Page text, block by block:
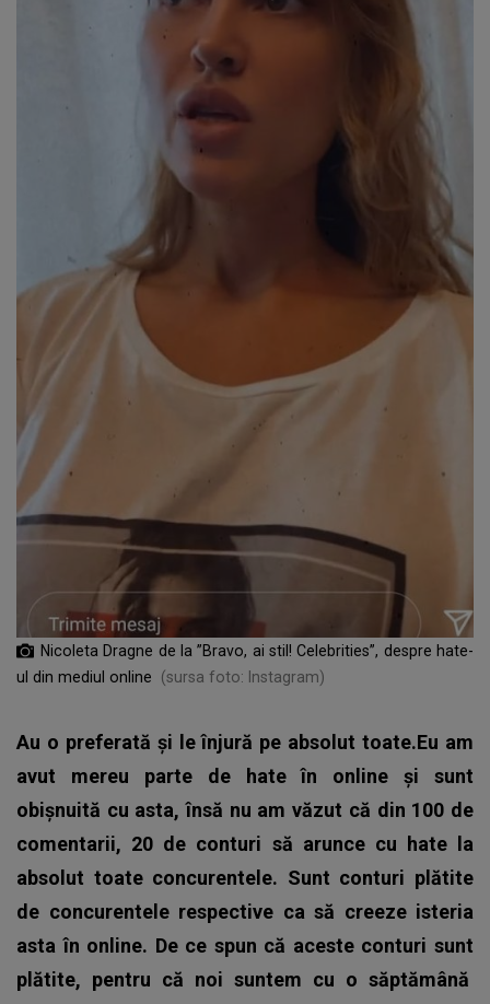
Nicoleta Dragne de la ”Bravo, ai stil! Celebrities”, despre hate-
ul din mediul online
(sursa foto: Instagram)
Au o preferată și le înjură pe absolut toate.Eu am
avut mereu parte de hate în online și sunt
obișnuită cu asta, însă nu am văzut că din 100 de
comentarii, 20 de conturi să arunce cu hate la
absolut toate concurentele. Sunt conturi plătite
de concurentele respective ca să creeze isteria
asta în online. De ce spun că aceste conturi sunt
plătite, pentru că noi suntem cu o săptămână